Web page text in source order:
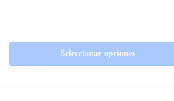
Seleccionar opciones